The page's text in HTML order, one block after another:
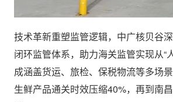
技术革新重塑监管逻辑，中广核贝谷
闭环监管体系，助力海关监管实现从“
成涵盖货运、旅检、保税物流等多场
生鲜产品通关时效压缩40%，再到南